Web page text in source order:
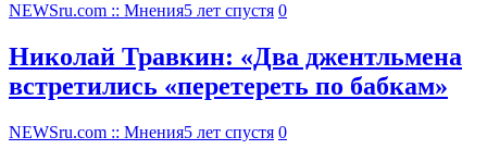
NEWSru.com :: Мнения5 лет спустя 0
Николай Травкин: «Два джентльмена
встретились «перетереть по бабкам»
NEWSru.com :: Мнения5 лет спустя 0